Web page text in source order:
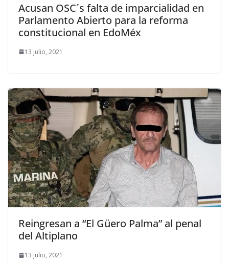
Acusan OSC´s falta de imparcialidad en
Parlamento Abierto para la reforma
constitucional en EdoMéx
13 julio, 2021
Reingresan a “El Güero Palma” al penal
del Altiplano
13 julio, 2021